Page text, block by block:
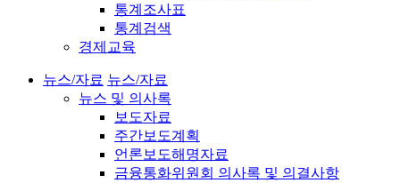
통계조사표
통계검색
경제교육
뉴스/자료 뉴스/자료
뉴스 및 의사록
보도자료
주간보도계획
언론보도해명자료
금융통화위원회 의사록 및 의결사항